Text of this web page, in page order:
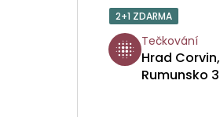
2+1 ZDARMA
Tečkování
Hrad Corvin,
Rumunsko 3